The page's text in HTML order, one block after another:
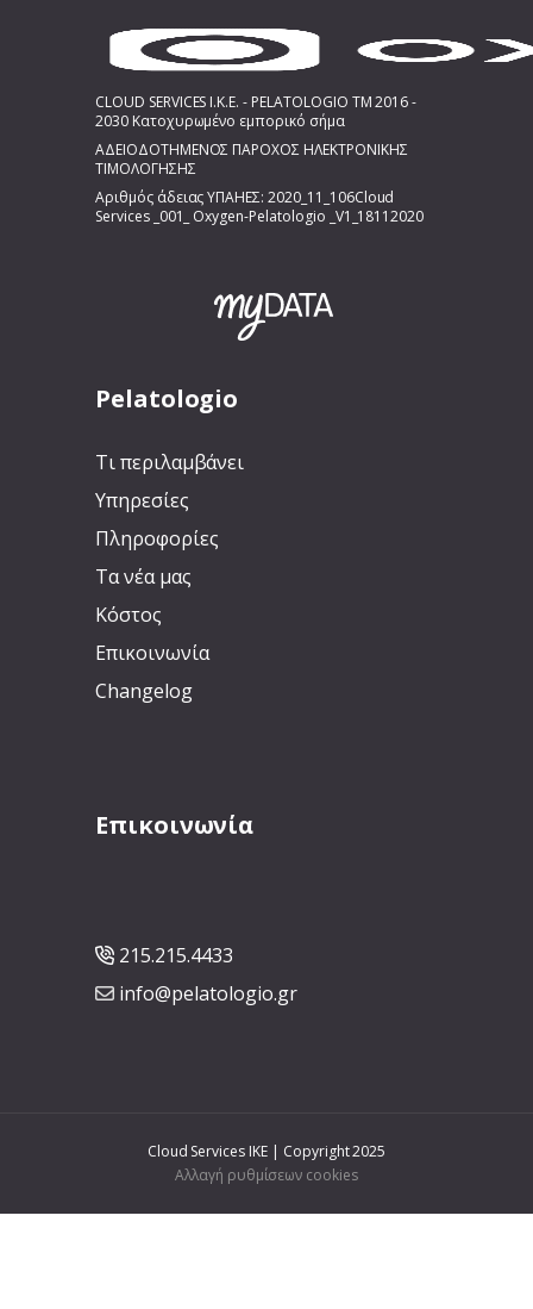
CLOUD SERVICES I.K.E. - PELATOLOGIO TM 2016 -
2030 Κατοχυρωμένο εμπορικό σήμα
ΑΔΕΙΟΔΟΤΗΜΕΝΟΣ ΠΑΡΟΧΟΣ ΗΛΕΚΤΡΟΝΙΚΗΣ
ΤΙΜΟΛΟΓΗΣΗΣ
Αριθμός άδειας ΥΠΑΗΕΣ: 2020_11_106Cloud
Services _001_ Oxygen-Pelatologio _V1_18112020
Pelatologio
Τι περιλαμβάνει
Υπηρεσίες
Πληροφορίες
Τα νέα μας
Κόστος
Επικοινωνία
Changelog
Επικοινωνία
215.215.4433
info@pelatologio.gr
Cloud Services IKE | Copyright 2025
Αλλαγή ρυθμίσεων cookies